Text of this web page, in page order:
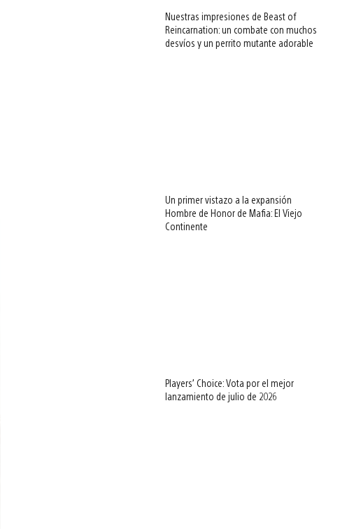
Nuestras impresiones de Beast of
Reincarnation: un combate con muchos
desvíos y un perrito mutante adorable
Un primer vistazo a la expansión
Hombre de Honor de Mafia: El Viejo
Continente
Players’ Choice: Vota por el mejor
lanzamiento de julio de 2026